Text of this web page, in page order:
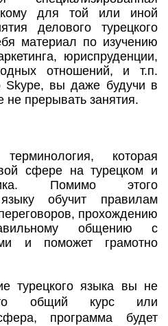
для той или иной
делового турецкого
материал по изучению
юриспруденции,
отношений, и т.п.
Skype, вы даже будучи в
не прерывать занятия.
которая
сфере на турецком и
Помимо этого
обучит правилам
прохождению
общению с
и поможет грамотно
турецкого языка вы не
общий курс или
программа будет